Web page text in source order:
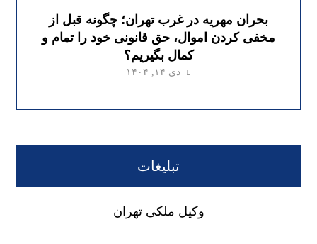
بحران مهریه در غرب تهران؛ چگونه قبل از
مخفی کردن اموال، حق قانونی خود را تمام و
کمال بگیریم؟
دی ۱۴, ۱۴۰۴
تبلیغات
وکیل ملکی تهران